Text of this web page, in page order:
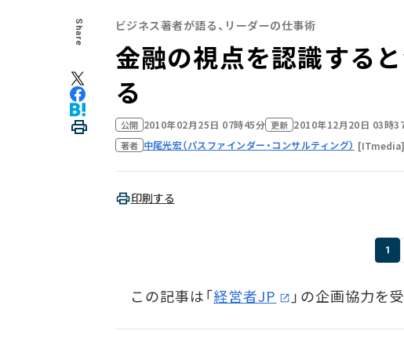
Share ビジネス著者が語る、リーダーの仕事術
金融の視点を認識する
る
公開 2010年02月25日 07時45分 更新 2010年12月20日 03時
著者 中尾光宏（パスファインダー・コンサルティング） [ITmedia]
印刷する
1
この記事は「経営者JP 」の企画協力を